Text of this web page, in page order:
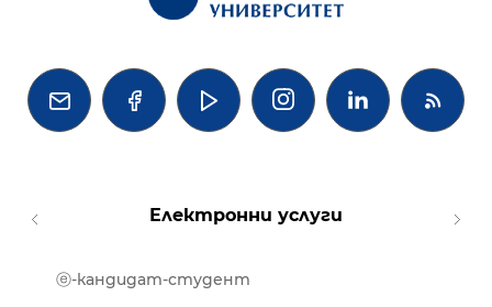
   
Електронни услуги
ⓔ-кандидат-студент